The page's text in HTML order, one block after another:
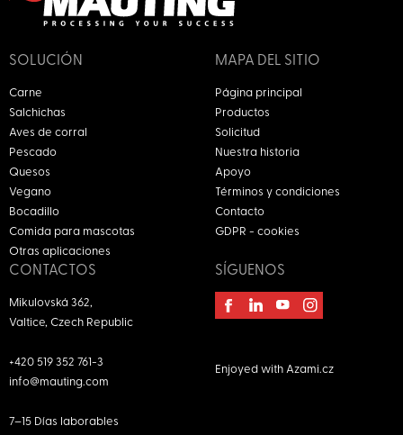
SÍGUENOS
Enjoyed with Azami.cz
SOLUCIÓN
Carne
Salchichas
Aves de corral
Pescado
Quesos
Vegano
Bocadillo
Comida para mascotas
Otras aplicaciones
MAPA DEL SITIO
Página principal
Productos
Solicitud
Nuestra historia
Apoyo
Términos y condiciones
Contacto
GDPR - cookies
CONTACTOS
Mikulovská 362,
Valtice, Czech Republic
+420 519 352 761-3
info@mauting.com
7–15 Días laborables